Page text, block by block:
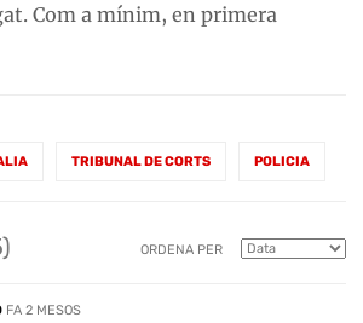
Com a mínim, en primera
TRIBUNAL DE CORTS POLICIA
ORDENA PER
FA 2 MESOS